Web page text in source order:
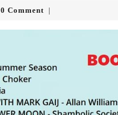
0 Comment